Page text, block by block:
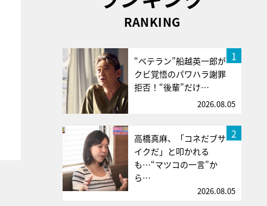
RANKING
1
“ベテラン”船越英一郎が
クビ覚悟のパワハラ謝罪
拒否！“後輩”だけ…
2026.08.05
2
高橋真麻、「コネだブサ
イクだ」と叩かれる
も…“マツコの一言”か
ら…
2026.08.05